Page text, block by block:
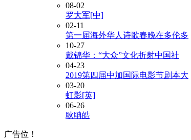
08-02
罗大军[中]
02-11
第一届海外华人诗歌春晚在多伦多
10-27
戴锦华：“大众”文化折射中国社
04-23
2019第四届中加国际电影节剧本大
03-20
虹影[英]
06-26
耿聃皓
广告位！